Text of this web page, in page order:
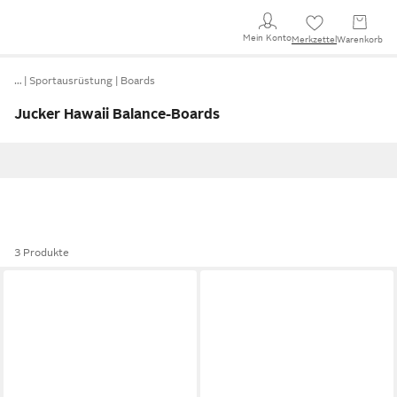
Mein KontoMerkzettel Warenkorb
… Sportausrüstung Boards
Jucker Hawaii Balance-Boards
3 Produkte